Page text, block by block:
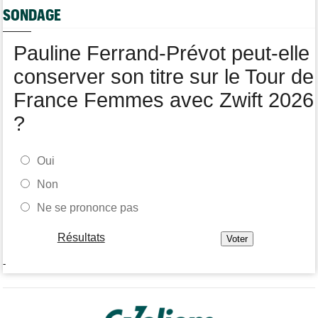
Blessé, le Belge Toon Aerts, a mis un terme à sa saison 2026
Niedermaier : "On savait que Kasia pouvait suivre Demi"
SONDAGE
Pauline Ferrand-Prévot peut-elle
conserver son titre sur le Tour de
France Femmes avec Zwift 2026
?
Oui
Non
Ne se prononce pas
Résultats
-